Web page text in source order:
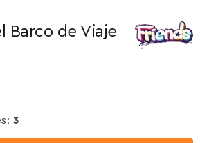
Barco de Viaje
3